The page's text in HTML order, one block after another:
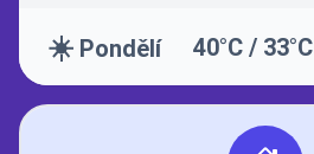
☀️ Pondělí 40°C / 33°C